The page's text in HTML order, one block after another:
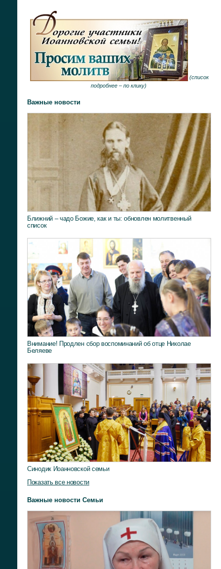
(список
подробнее – по клику)
Важные новости
Ближний – чадо Божие, как и ты: обновлен молитвенный
список
Внимание! Продлен сбор воспоминаний об отце Николае
Беляеве
Синодик Иоанновской семьи
Показать все новости
Важные новости Семьи